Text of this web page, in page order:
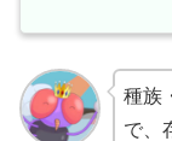
種族
で、